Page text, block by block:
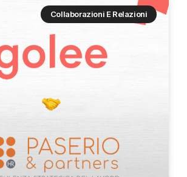
Collaborazioni E Relazioni